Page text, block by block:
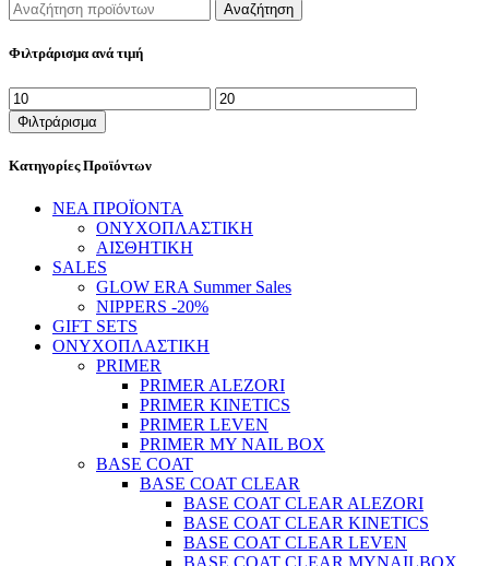
Αναζήτηση
Φιλτράρισμα ανά τιμή
Ελάχιστη
τιμή
Μέγιστη
τιμή
Φιλτράρισμα
Κατηγορίες Προϊόντων
ΝΕΑ ΠΡΟΪΟΝΤΑ
ΟΝΥΧΟΠΛΑΣΤΙΚΗ
ΑΙΣΘΗΤΙΚΗ
SALES
GLOW ERA Summer Sales
NIPPERS -20%
GIFT SETS
ΟΝΥΧΟΠΛΑΣΤΙΚΗ
PRIMER
PRIMER ALEZORI
PRIMER KINETICS
PRIMER LEVEN
PRIMER MY NAIL BOX
BASE COAT
BASE COAT CLEAR
BASE COAT CLEAR ALEZORI
BASE COAT CLEAR KINETICS
BASE COAT CLEAR LEVEN
BASE COAT CLEAR MYNAILBOX